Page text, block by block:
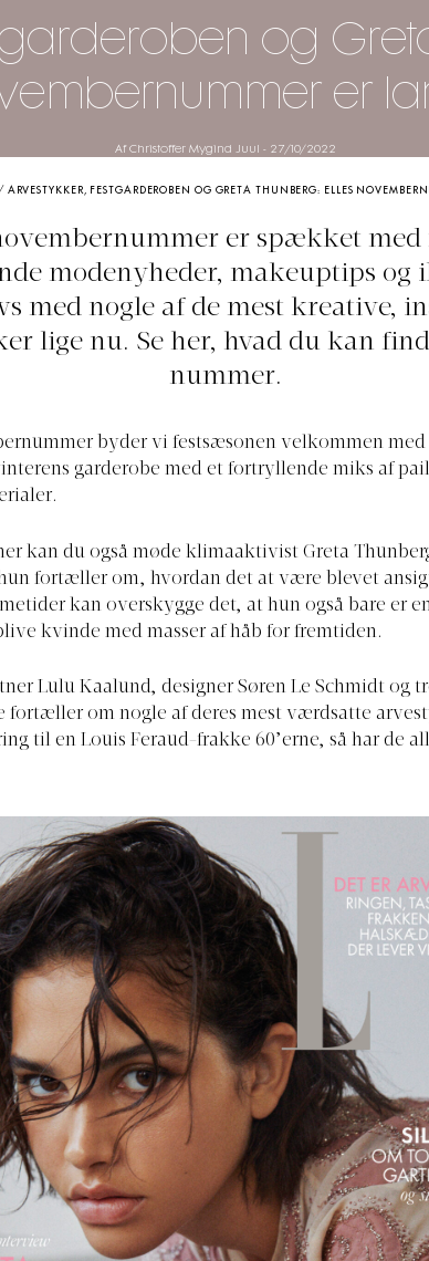
og
er
Af Christoffer Mygind Juul - 27/10/2022
ARVESTYKKER, FESTGARDEROBEN OG GRETA THUNBERG: ELLES
er spækket med
modenyheder, makeuptips og
med nogle af de mest kreative,
lige nu. Se her, hvad du kan
nummer.
byder vi festsæsonen velkommen med
garderobe med et fortryllende miks af
kan du også møde klimaaktivist Greta
fortæller om, hvordan det at være blevet
kan overskygge det, at hun også bare er
kvinde med masser af håb for fremtiden.⁠
Lulu Kaalund, designer Søren Le Schmidt og
fortæller om nogle af deres mest værdsatte
til en Louis Feraud-frakke 60’erne, så har de